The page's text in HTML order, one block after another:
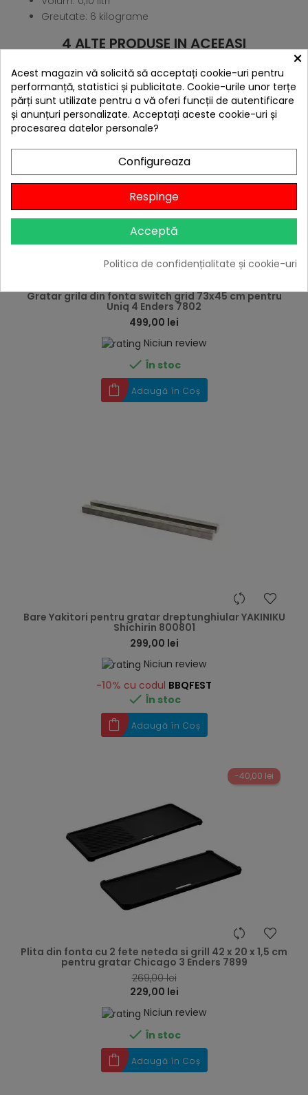
Greutate: 6 kilograme
4 ALTE PRODUSE IN ACEEASI
Gratar grila din fonta switch grid 73x45 cm pentru
Uniq 4 Enders 7802
499,00 lei
Niciun review
 În stoc
Adaugă în Coș
Bare Yakitori pentru gratar dreptunghiular YAKINIKU
Shichirin 800801
299,00 lei
Niciun review
-10% cu codul BBQFEST
 În stoc
Adaugă în Coș
-40,00 lei
Plita din fonta cu 2 fete neteda si grill 42 x 20 x 1,5 cm
pentru gratar Chicago 3 Enders 7899
269,00 lei
229,00 lei
Niciun review
 În stoc
Adaugă în Coș
×
Acest magazin vă solicită să acceptați cookie-uri pentru
performanță, statistici și publicitate. Cookie-urile unor terțe
părți sunt utilizate pentru a vă oferi funcții de autentificare
și anunțuri personalizate. Acceptați aceste cookie-uri și
procesarea datelor personale?
Configureaza
Respinge
Acceptă
Politica de confidențialitate și cookie-uri